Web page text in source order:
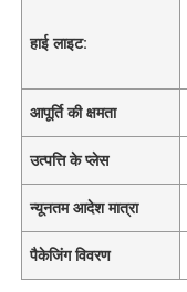
हाई लाइट:
आपूर्ति की क्षमता
उत्पत्ति के प्लेस
न्यूनतम आदेश मात्रा
पैकेजिंग विवरण